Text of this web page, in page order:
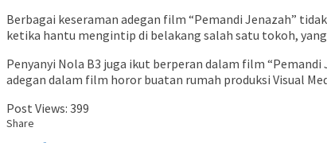
Berbagai keseraman adegan film “Pemandi Jenazah”
ketika hantu mengintip di belakang salah satu tokoh,
Penyanyi Nola B3 juga ikut berperan dalam film
adegan dalam film horor buatan rumah produksi Visual
Post Views: 399
Share